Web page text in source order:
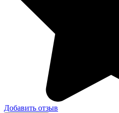
Добавить отзыв